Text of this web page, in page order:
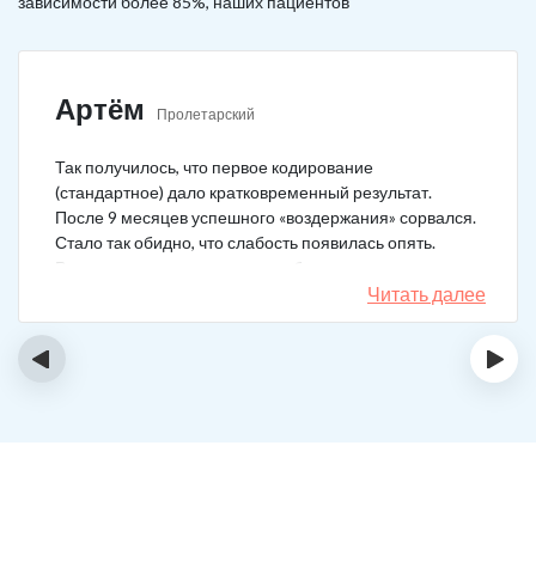
Артём Пролетарский
Так получилось, что первое кодирование
(стандартное) дало кратковременный результат.
После 9 месяцев успешного «воздержания» сорвался.
Стало так обидно, что слабость появилась опять.
Решил не затягивать, и опять обратился в клинику.
Мне порекомендовали двойной блок. Согласился, и
сейчас не жалею. Уже два года в полной завязке.
Читать далее
‹ ›